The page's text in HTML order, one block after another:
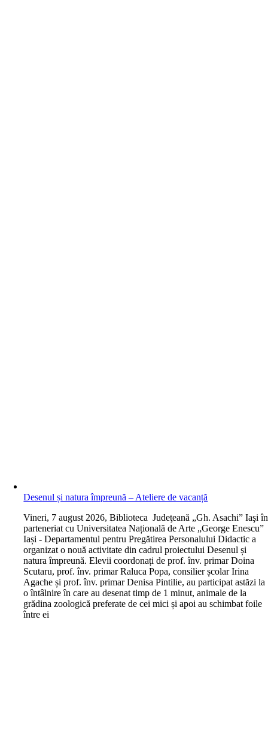
Desenul și natura împreună – Ateliere de vacanță
Vineri, 7 august 2026, Biblioteca Judeţeană „Gh. Asachi” Iaşi în
parteneriat cu Universitatea Națională de Arte „George Enescu”
Iași - Departamentul pentru Pregătirea Personalului Didactic a
organizat o nouă activitate din cadrul proiectului Desenul și
natura împreună. Elevii coordonați de prof. înv. primar Doina
Scutaru, prof. înv. primar Raluca Popa, consilier școlar Irina
Agache și prof. înv. primar Denisa Pintilie, au participat astăzi la
o întâlnire în care au desenat timp de 1 minut, animale de la
grădina zoologică preferate de cei mici și apoi au schimbat foile
între ei